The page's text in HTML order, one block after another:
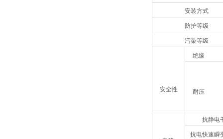
安装方式
防护等级
污染等级
安全性
绝缘
耐压
抗静电
抗电快速瞬